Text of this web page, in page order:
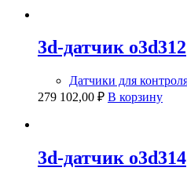
3d-датчик o3d312
Датчики для
279 102,00 ₽ В корзину
3d-датчик o3d314